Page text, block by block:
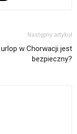
Następny artykuł
w Chorwacji jest
bezpieczny?